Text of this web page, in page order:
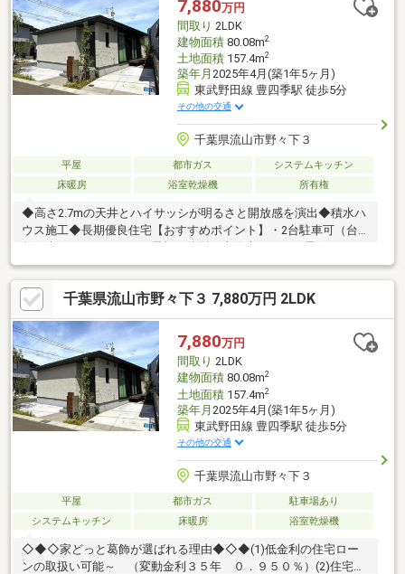
7,880万円
間取り 2LDK
建物面積80.08m2
土地面積157.4m2
築年月 2025年4月(築1年5ヶ月)
東武野田線 豊四季駅 徒歩5分
その他の交通
千葉県流山市野々下３
平屋 都市ガス
システムキッチン
床暖房
浴室乾燥機 所有権
◆高さ2.7mの天井とハイサッシが明るさと開放感を演出◆積水ハ
ウス施工◆長期優良住宅【おすすめポイント】・2台駐車可（台
のハイブリッド給湯器・積水ハウスの独自技術を随所に採用 - 制
震システム「シーカス」 - 空気環境配慮仕様「エアキス」に準
拠。クリーンな室内環境を維持 - 外壁素材「ダインコンクリー
ト」・床暖房、エアコン2台、浴室乾燥機、食洗機などの設備・
「豊四季」駅まで徒歩5分・徒歩10分圏内にスーパー、コンビニ
◆◇ご案内・詳細資料のご請求はお気軽にどうぞ◇◆TEL：047-
362-0888
千葉県流山市野々下３ 7,880万円 2LDK
7,880万円
間取り 2LDK
建物面積80.08m2
土地面積157.4m2
築年月 2025年4月(築1年5ヶ月)
東武野田線 豊四季駅 徒歩5分
その他の交通
千葉県流山市野々下３
平屋 都市ガス
駐車場あり
システムキッチン
床暖房 浴室乾燥機
◇◆◇家どっと葛飾が選ばれる理由◆◇◆(1)低金利の住宅ロー
ンの取扱い可能～ （変動金利３５年 ０．９５０％）(2)住宅ロ